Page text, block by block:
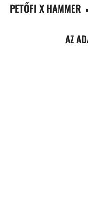
PETŐFI X HAMMER
AZ